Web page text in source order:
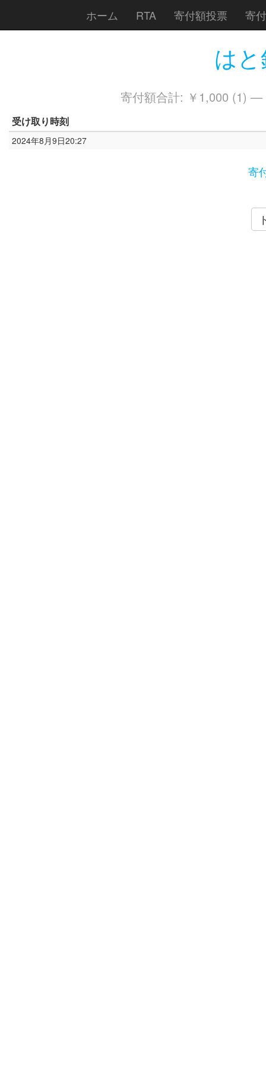
ホーム RTA 寄付額投票 寄
は
寄付額合計: ￥1,000 (1) —
受け取り時刻
2024年8月9日20:27
寄